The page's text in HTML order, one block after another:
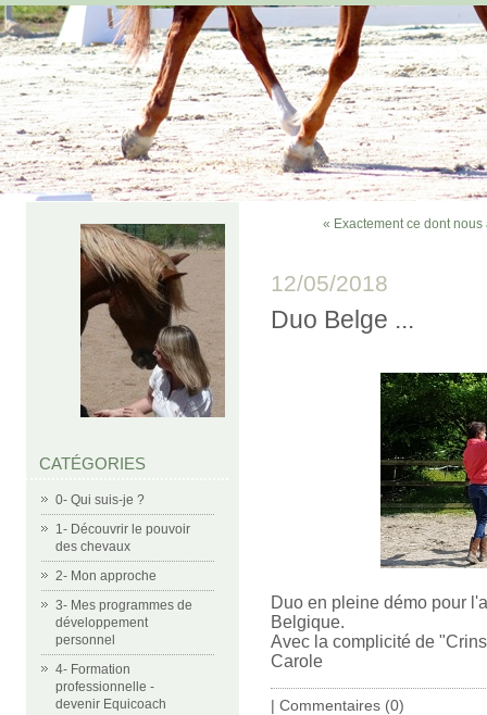
CATÉGORIES
0- Qui suis-je ?
1- Découvrir le pouvoir
des chevaux
2- Mon approche
3- Mes programmes de
développement
personnel
4- Formation
professionnelle -
devenir Equicoach
« Exactement ce dont
12/05/2018
Duo Belge ...
Duo en pleine démo pour
Belgique.
Avec la complicité de
Carole
| Commentaires (0)